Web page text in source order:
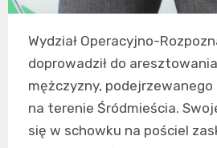
Wydział Operacyjno-
doprowadził do
mężczyzny,
na terenie Śródmieścia.
się w schowku na pościel